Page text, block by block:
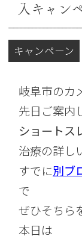
入キャン
キャンペーン
岐阜市のカ
先日ご案内
ショートス
治療の詳し
すでに別ブ
で
ぜひそちら
本日は